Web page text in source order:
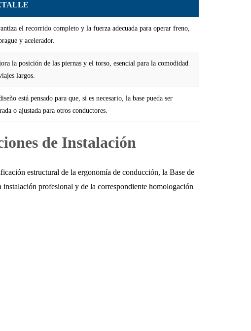
el recorrido completo y la fuerza adecuada para operar freno,
y acelerador.
la posición de las piernas y el torso, esencial para la comodidad
largos.
está pensado para que, si es necesario, la base pueda ser
o ajustada para otros conductores.
de Instalación
estructural de la ergonomía de conducción, la Base de
instalación profesional y de la correspondiente homologación